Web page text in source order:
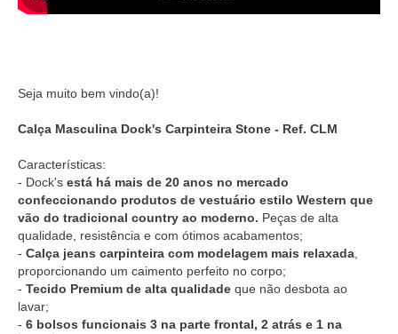
Seja muito bem vindo(a)!
Calça Masculina Dock's Carpinteira Stone - Ref. CLM
Características:
- Dock's está há mais de 20 anos no mercado
confeccionando produtos de vestuário estilo Western que
vão do tradicional country ao moderno. Peças de alta
qualidade, resistência e com ótimos acabamentos;
- Calça jeans carpinteira com modelagem mais relaxada
proporcionando um caimento perfeito no corpo;
- Tecido Premium de alta qualidade que não desbota ao
lavar;
- 6 bolsos funcionais 3 na parte frontal, 2 atrás e 1 na